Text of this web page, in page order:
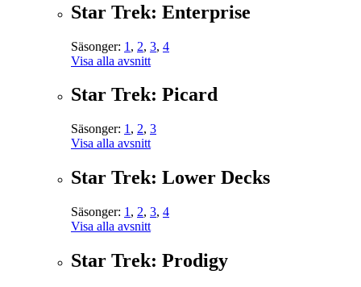
Star Trek: Enterprise
Säsonger: 1 , 2, 3, 4
Visa alla avsnitt
Star Trek: Picard
Säsonger: 1 , 2, 3
Visa alla avsnitt
Star Trek: Lower Decks
Säsonger: 1 , 2, 3, 4
Visa alla avsnitt
Star Trek: Prodigy